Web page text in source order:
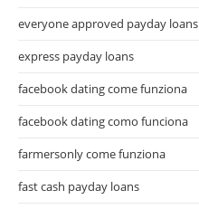
everyone approved payday loans
express payday loans
facebook dating come funziona
facebook dating como funciona
farmersonly come funziona
fast cash payday loans